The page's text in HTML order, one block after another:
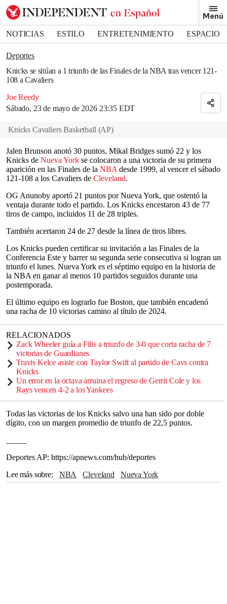
Menú
NOTICIAS ESTILO ENTRETENIMIENTO
ESPACIO
DEPORTES
Deportes
Knicks se sitúan a 1 triunfo de las Finales de la NBA tras vencer 121-
108 a Cavaliers
Joe Reedy
Sábado, 23 de mayo de 2026 23:35 EDT
Bookmark popover
Removed from bookmarks
Close popover
Knicks Cavaliers Basketball (AP)
Jalen Brunson anotó 30 puntos, Mikal Bridges sumó 22 y los
Knicks de Nueva York se colocaron a una victoria de su primera
aparición en las Finales de la NBA desde 1999, al vencer el sábado
121-108 a los Cavaliers de Cleveland.
OG Anunoby aportó 21 puntos por Nueva York, que ostentó la
ventaja durante todo el partido. Los Knicks encestaron 43 de 77
tiros de campo, incluidos 11 de 28 triples.
También acertaron 24 de 27 desde la línea de tiros libres.
Los Knicks pueden certificar su invitación a las Finales de la
Conferencia Este y barrer su segunda serie consecutiva si logran un
triunfo el lunes. Nueva York es el séptimo equipo en la historia de
la NBA en ganar al menos 10 partidos seguidos durante una
postemporada.
El último equipo en lograrlo fue Boston, que también encadenó
una racha de 10 victorias camino al título de 2024.
RELACIONADOS
Zack Wheeler guía a Filis a triunfo de 3-0 que corta racha de 7
victorias de Guardianes
Travis Kelce asiste con Taylor Swift al partido de Cavs contra
Knicks
Un error en la octava arruina el regreso de Gerrit Cole y los
Rays vencen 4-2 a los Yankees
Todas las victorias de los Knicks salvo una han sido por doble
dígito, con un margen promedio de triunfo de 22,5 puntos.
Deportes AP: https://apnews.com/hub/deportes
Lee más sobre
NBA Cleveland Nueva York